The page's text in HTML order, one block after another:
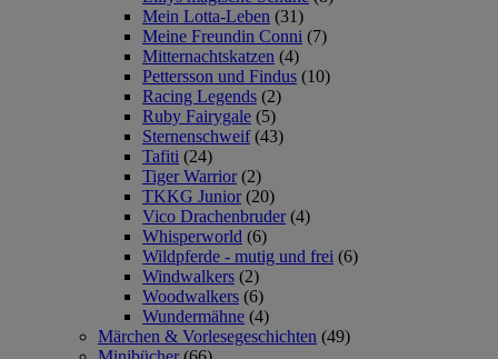
Mein Lotta-Leben (31)
Meine Freundin Conni (7)
Mitternachtskatzen (4)
Pettersson und Findus (10)
Racing Legends (2)
Ruby Fairygale (5)
Sternenschweif (43)
Tafiti (24)
Tiger Warrior (2)
TKKG Junior (20)
Vico Drachenbruder (4)
Whisperworld (6)
Wildpferde - mutig und frei (6)
Windwalkers (2)
Woodwalkers (6)
Wundermähne (4)
Märchen & Vorlesegeschichten (49)